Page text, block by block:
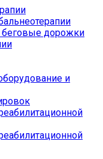
беговые дорожки
и